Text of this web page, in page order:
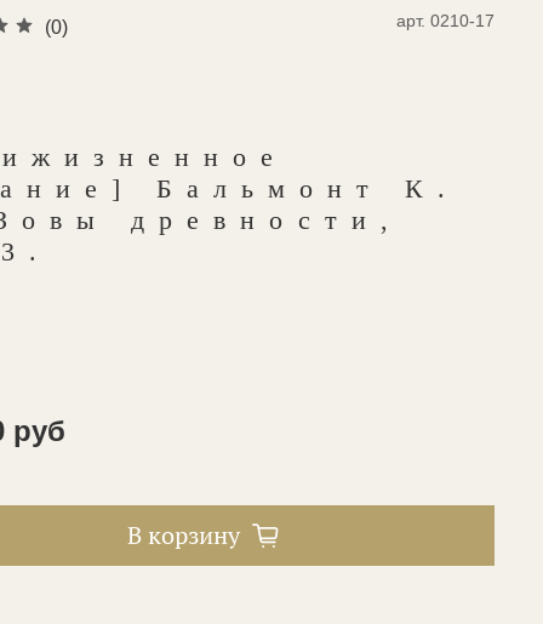
(0) арт. 0210-17
Бальмонт К.
древности,
руб
В корзину